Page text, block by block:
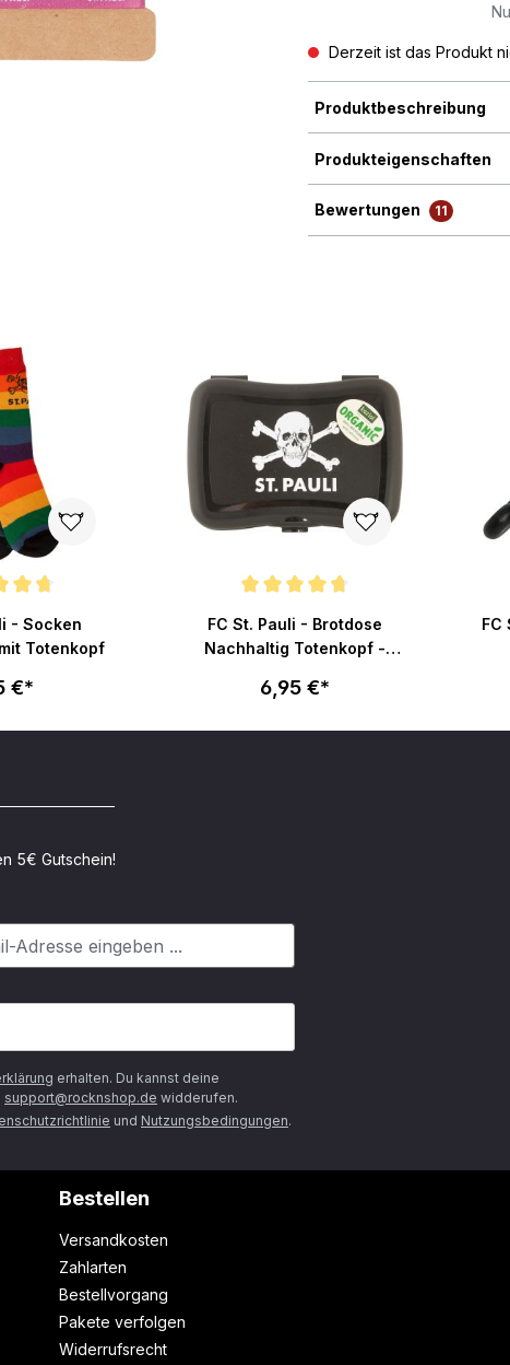
Derzeit ist das Produkt
Produktbeschreibung
Produkteigenschaften
Bewertungen 11
- Socken
Totenkopf
€*
FC St. Pauli - Brotdose
Nachhaltig Totenkopf -
6,95 €*
FC
5€ Gutschein!
erhalten. Du kannst deine
support@rocknshop.de widderufen.
und Nutzungsbedingungen.
Bestellen
Versandkosten
Zahlarten
Bestellvorgang
Pakete verfolgen
Widerrufsrecht